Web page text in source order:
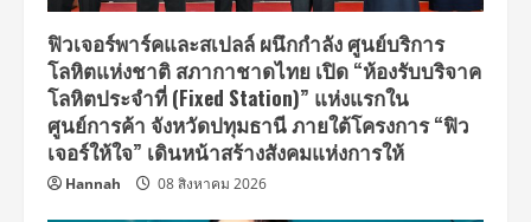
ฟิวเจอร์พาร์คและสเปลล์ ผนึกกำลัง ศูนย์บริการ
โลหิตแห่งชาติ สภากาชาดไทย เปิด “ห้องรับบริจาค
โลหิตประจำที่ (Fixed Station)” แห่งแรกใน
ศูนย์การค้า จังหวัดปทุมธานี ภายใต้โครงการ “ฟิว
เจอร์ให้ใจ” เดินหน้าสร้างสังคมแห่งการให้
Hannah 08 สิงหาคม 2026